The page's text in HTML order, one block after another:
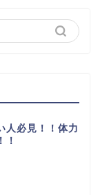
人必見！！体力
！